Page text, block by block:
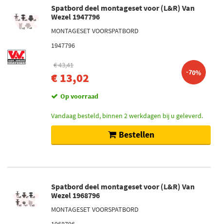
Spatbord deel montageset voor (L&R) Van
Wezel 1947796
MONTAGESET VOORSPATBORD
1947796
€ 43,41
€ 13,02 -70%
Op voorraad
Vandaag besteld, binnen 2 werkdagen bij u geleverd.
Bestellen
Spatbord deel montageset voor (L&R) Van
Wezel 1968796
MONTAGESET VOORSPATBORD